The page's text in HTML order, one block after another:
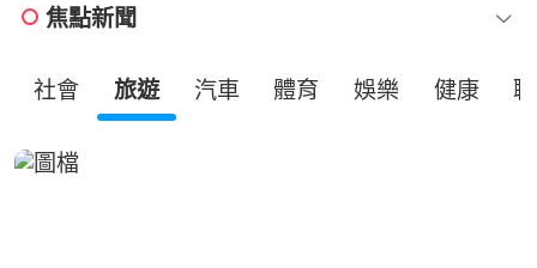
焦點新聞
社會 旅遊 汽車 體育 娛樂 健康